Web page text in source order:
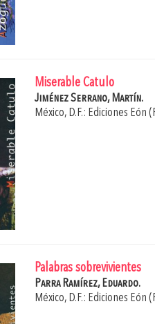
Miserable Catulo
Jiménez Serrano, Martín.
México, D.F.: Ediciones Eón
Palabras sobrevivientes
Parra Ramírez, Eduardo.
México, D.F.: Ediciones Eón